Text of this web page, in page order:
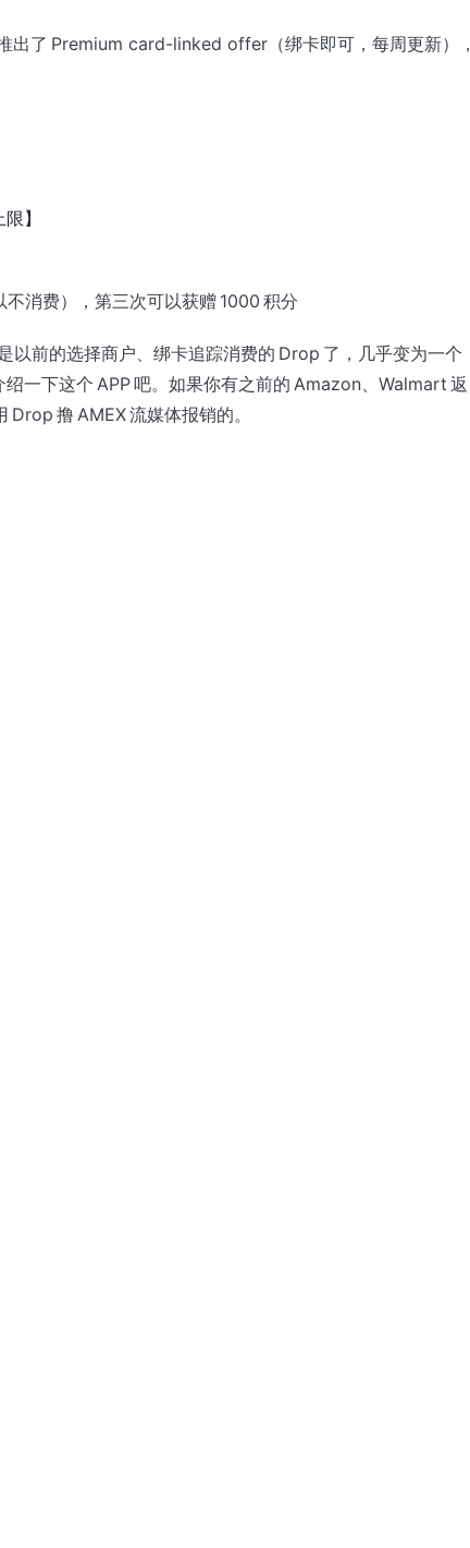
出了 Premium card-linked offer（绑卡即可，每周更新），
】
消费），第三次可以获赠 1000 积分
以前的选择商户、绑卡追踪消费的 Drop 了，几乎变为一个
一下这个 APP 吧。如果你有之前的 Amazon、Walmart 返
撸 AMEX 流媒体报销的。